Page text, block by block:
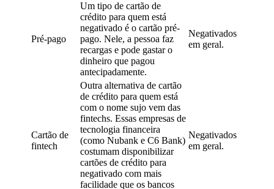
Pré-pago
Um tipo de cartão de
crédito para quem está
negativado é o cartão pré-
pago. Nele, a pessoa faz
recargas e pode gastar o
dinheiro que pagou
antecipadamente.
Negativados
em geral.
Cartão de
fintech
Outra alternativa de cartão
de crédito para quem está
com o nome sujo vem das
fintechs. Essas empresas de
tecnologia financeira
(como Nubank e C6 Bank)
costumam disponibilizar
cartões de crédito para
negativado com mais
facilidade que os bancos
Negativados
em geral.